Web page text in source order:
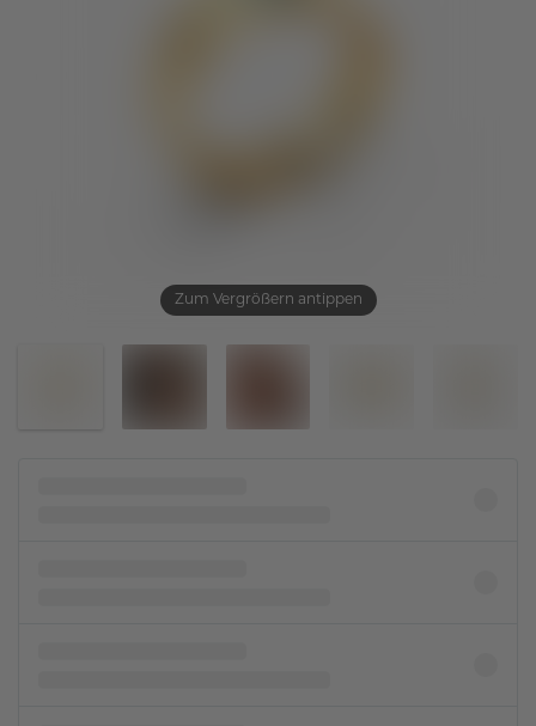
Zum Vergrößern antippen